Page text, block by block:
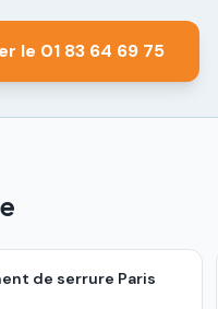
le 01 83 64 69 75
de serrure Paris